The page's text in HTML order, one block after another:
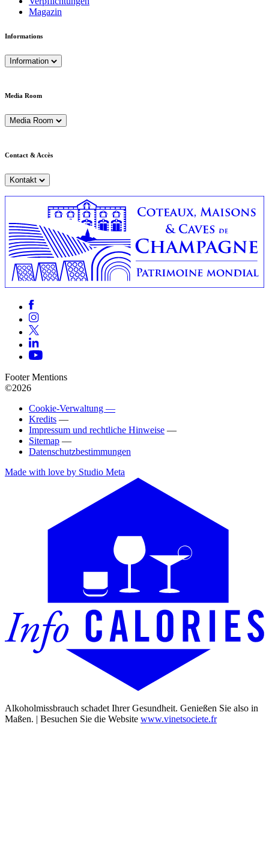
Magazin
Informations
Information
Media Room
Media Room
Contact & Accès
Kontakt
Footer Mentions
©2026
Cookie-Verwaltung —
Kredits —
Impressum und rechtliche Hinweise —
Sitemap —
Datenschutzbestimmungen
Made with love by Studio Meta
Alkoholmissbrauch schadet Ihrer Gesundheit. Genießen Sie also in
Maßen. | Besuchen Sie die Website www.vinetsociete.fr